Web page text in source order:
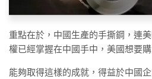
重點在於，中國生產的手撕鋼，連
權已經掌握在中國手中，美國想要
能夠取得這樣的成就，得益於中國